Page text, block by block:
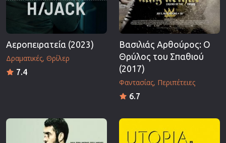
Αεροπειρατεία (2023)
Δραματικές Θρίλερ
7.4
Βασιλιάς Αρθούρος: Ο
Θρύλος του Σπαθιού
(2017)
Φαντασίας Περιπέτειες
6.7